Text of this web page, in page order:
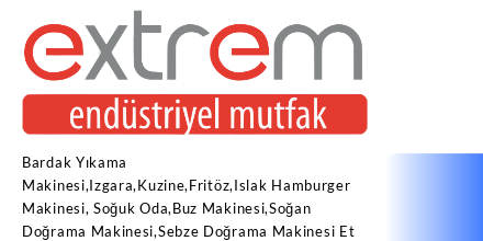
Bardak Yıkama
Makinesi,Izgara,Kuzine,Fritöz,Islak Hamburger
Makinesi, Soğuk Oda,Buz Makinesi,Soğan
Doğrama Makinesi,Sebze Doğrama Makinesi Et